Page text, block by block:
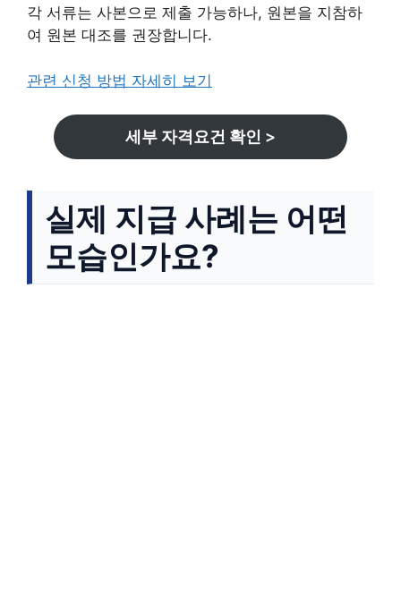
각 서류는 사본으로 제출 가능하나, 원본을 지참하
여 원본 대조를 권장합니다.
관련 신청 방법 자세히 보기
세부 자격요건 확인 >
실제 지급 사례는 어떤
모습인가요?